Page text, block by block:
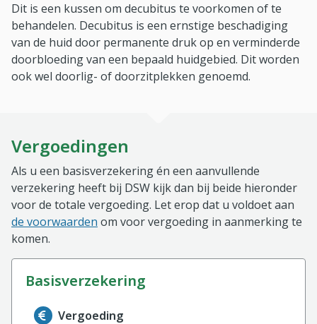
Dit is een kussen om decubitus te voorkomen of te
behandelen. Decubitus is een ernstige beschadiging
van de huid door permanente druk op en verminderde
doorbloeding van een bepaald huidgebied. Dit worden
ook wel doorlig- of doorzitplekken genoemd.
Vergoedingen
Als u een basisverzekering én een aanvullende
verzekering heeft bij DSW kijk dan bij beide hieronder
voor de totale vergoeding. Let erop dat u voldoet aan
de voorwaarden om voor vergoeding in aanmerking te
komen.
basisverzekering
Informatie over de vergoeding van de
Vergoeding